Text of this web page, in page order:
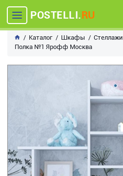
POSTELLI.RU
Каталог Шкафы
Стеллажи
Полка №1 Ярофф Москва